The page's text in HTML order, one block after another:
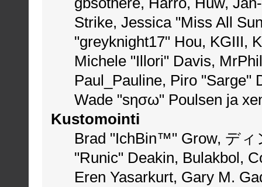
Strike, Jessica "Miss All
"greyknight17" Hou, KGIII,
Michele "Illori" Davis,
Paul_Pauline, Piro "Sarge"
Wade "sησω" Poulsen ja
Kustomointi
Brad "IchBin™" Grow, ディ
"Runic" Deakin, Bulakbol,
Eren Yasarkurt, Gary M.